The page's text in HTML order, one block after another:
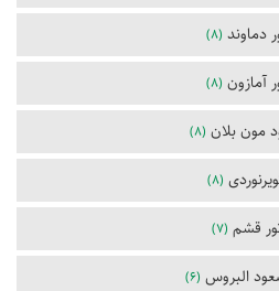
دماوند (8)
آمازون (8)
مون بلان (8)
(8)
قشم (7)
البروس (6)